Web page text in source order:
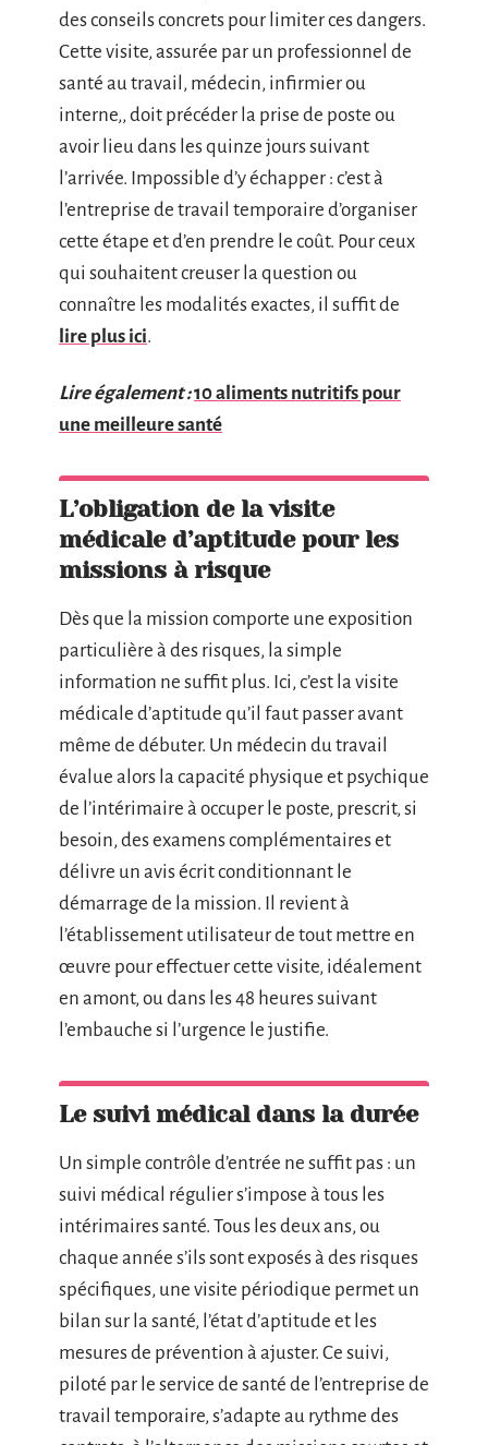
des conseils concrets pour limiter ces dangers.
Cette visite, assurée par un professionnel de
santé au travail, médecin, infirmier ou
interne,, doit précéder la prise de poste ou
avoir lieu dans les quinze jours suivant
l’arrivée. Impossible d’y échapper : c’est à
l’entreprise de travail temporaire d’organiser
cette étape et d’en prendre le coût. Pour ceux
qui souhaitent creuser la question ou
connaître les modalités exactes, il suffit de
lire plus ici.
Lire également :10 aliments nutritifs pour
une meilleure santé
L’obligation de la visite
médicale d’aptitude pour les
missions à risque
Dès que la mission comporte une exposition
particulière à des risques, la simple
information ne suffit plus. Ici, c’est la visite
médicale d’aptitude qu’il faut passer avant
même de débuter. Un médecin du travail
évalue alors la capacité physique et psychique
de l’intérimaire à occuper le poste, prescrit, si
besoin, des examens complémentaires et
délivre un avis écrit conditionnant le
démarrage de la mission. Il revient à
l’établissement utilisateur de tout mettre en
œuvre pour effectuer cette visite, idéalement
en amont, ou dans les 48 heures suivant
l’embauche si l’urgence le justifie.
Le suivi médical dans la durée
Un simple contrôle d’entrée ne suffit pas : un
suivi médical régulier s’impose à tous les
intérimaires santé. Tous les deux ans, ou
chaque année s’ils sont exposés à des risques
spécifiques, une visite périodique permet un
bilan sur la santé, l’état d’aptitude et les
mesures de prévention à ajuster. Ce suivi,
piloté par le service de santé de l’entreprise de
travail temporaire, s’adapte au rythme des